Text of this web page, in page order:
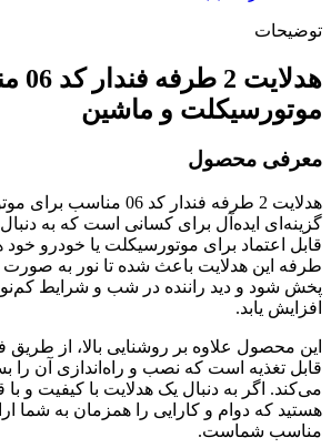
توضیحات
موتورسیکلت و ماشین
معرفی محصول
هدلایت 2 طرفه فندار کد
گزینه‌ای ایده‌آل برای کسانی است که به
قابل اعتماد برای موتورسیکلت یا خودرو
طرفه این هدلایت باعث شده تا نور به صورت
پخش شود و دید راننده در شب و شرایط
افزایش یابد.
این محصول علاوه بر روشنایی بالا، از طریق
قابل تغذیه است که نصب و راه‌اندازی آن را
می‌کند. اگر به دنبال یک هدلایت با کیفیت و
هستید که دوام و کارایی را همزمان به شما
مناسب شماست.